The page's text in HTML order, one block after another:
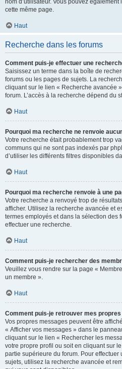
nom d’utilisateur. Vous pouvez
cette même page.
Haut
Recherche dans les forums
Comment puis-je effectuer une
Saisissez un terme dans la boîte de
forums ou les pages de sujets. La
cliquant sur le lien « Recherche avancée
forum. L’accès à la recherche dépend du
Haut
Pourquoi ma recherche ne renvoie
Votre recherche était probablement trop
communs qui ne sont pas indexés par
d’utiliser les différents filtres disponibles
Haut
Pourquoi ma recherche renvoie à une
Votre recherche a renvoyé trop de
afficher. Utilisez la recherche avancée et
termes employés et dans la sélection des
effectuer une recherche.
Haut
Comment puis-je rechercher des
Veuillez vous rendre sur la page «
un membre ».
Haut
Comment puis-je retrouver mes
Vos propres messages peuvent être
« Afficher vos messages » dans le
cliquant sur le lien « Rechercher les
votre propre profil ou soit en cliquant sur
partie supérieure du forum. Pour
sujets, utilisez la recherche avancée et